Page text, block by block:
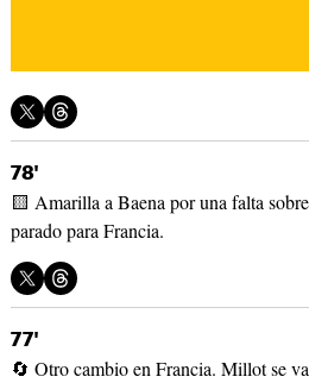
78'
🟨 Amarilla a Baena por una falta
parado para Francia.
77'
🔄 Otro cambio en Francia. Millot se